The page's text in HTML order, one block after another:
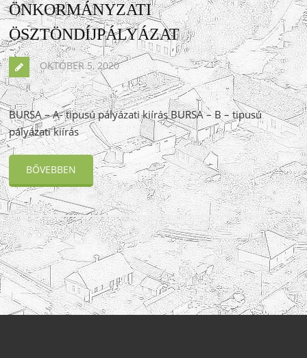
ÖNKORMÁNYZATI
ÖSZTÖNDÍJPÁLYÁZAT
OKTÓBER 5, 2020
BURSA – A- tipusú pályázati kiírás BURSA – B – tipusú
pályázati kiírás
BŐVEBBEN